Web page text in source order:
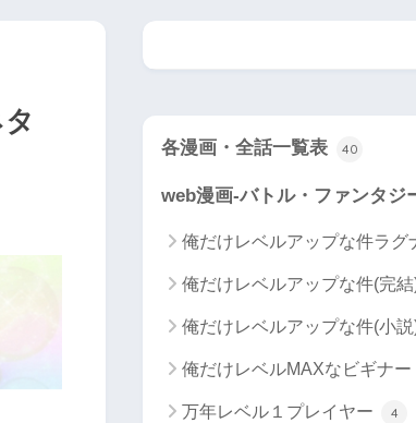
各漫画・全話一覧表 40
web漫画-バトル・ファンタジ
俺だけレベルアップな件ラグ
俺だけレベルアップな件(完
俺だけレベルアップな件(小
俺だけレベルMAXなビギナー
万年レベル１プレイヤー 4